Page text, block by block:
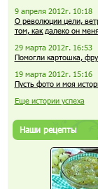
9 апреля 2012г. 10:18
О революции цели,
том, как далеко он
29 марта 2012г. 16:53
Помогли картошка,
19 марта 2012г. 15:16
Пусть фото и моя
Еще истории успеха
Наши рецепты